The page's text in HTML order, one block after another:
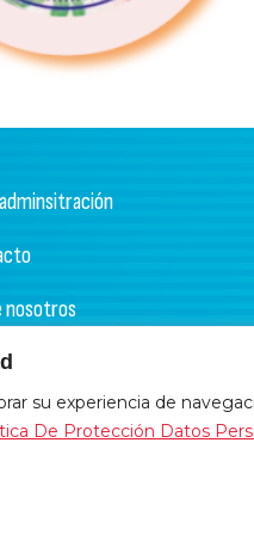
su experiencia de
De Protección Datos
nosotros
de Protección
Datos